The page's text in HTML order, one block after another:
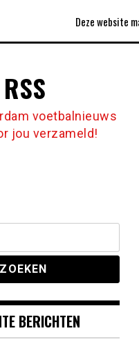
voetbalnieuws
jou verzameld!
BERICHTEN
Deze website